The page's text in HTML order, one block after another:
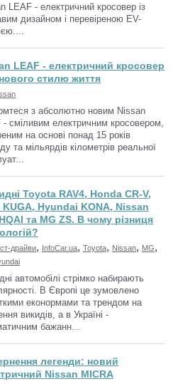
LEAF - електричний кросовер із
дизайном і перевіреною EV-
LEAF - електричний кросовер
стилю життя
з абсолютно новим Nissan
- сміливим електричним кросовером,
на основі понад 15 років
та мільярдів кілометрів реальної
Toyota RAV4, Honda CR-V,
KUGA, Hyundai KONA, Nissan
та MG ZS. В чому різниця
драйви, InfoCar.ua, Toyota, Nissan, MG,
автомобілі стрімко набирають
В Європі це зумовлено
еконормами та трендом на
викидів, а в Україні -
бажанн...
легенди: новий
Nissan MICRA